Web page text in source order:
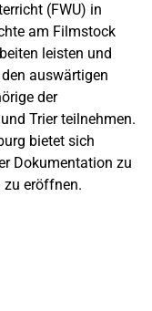
(FWU) in
am Filmstock
leisten und
auswärtigen
der
Trier teilnehmen.
bietet sich
Dokumentation zu
zu eröffnen.